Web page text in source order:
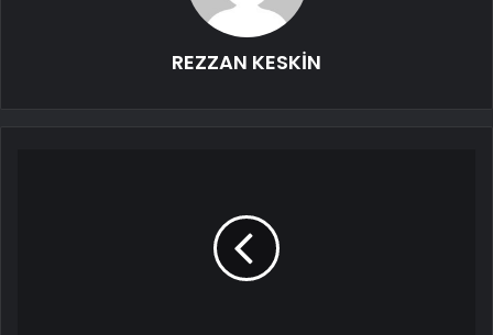
REZZAN KESKİN